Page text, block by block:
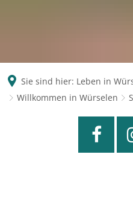
Sie sind hier: Leben in
Willkommen in Würselen